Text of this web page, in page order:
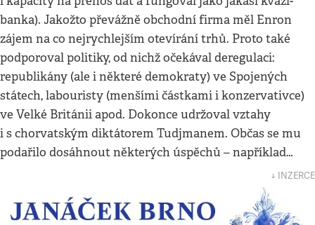
banka). Jakožto převážně obchodní firma měl Enron
zájem na co nejrychlejším otevírání trhů. Proto také
podporoval politiky, od nichž očekával deregulaci:
republikány (ale i některé demokraty) ve Spojených
státech, labouristy (menšími částkami i konzervativce)
ve Velké Británii apod. Dokonce udržoval vztahy
i s chorvatským diktátorem Tudjmanem. Občas se mu
podařilo dosáhnout některých úspěchů – například…
↓ INZERCE